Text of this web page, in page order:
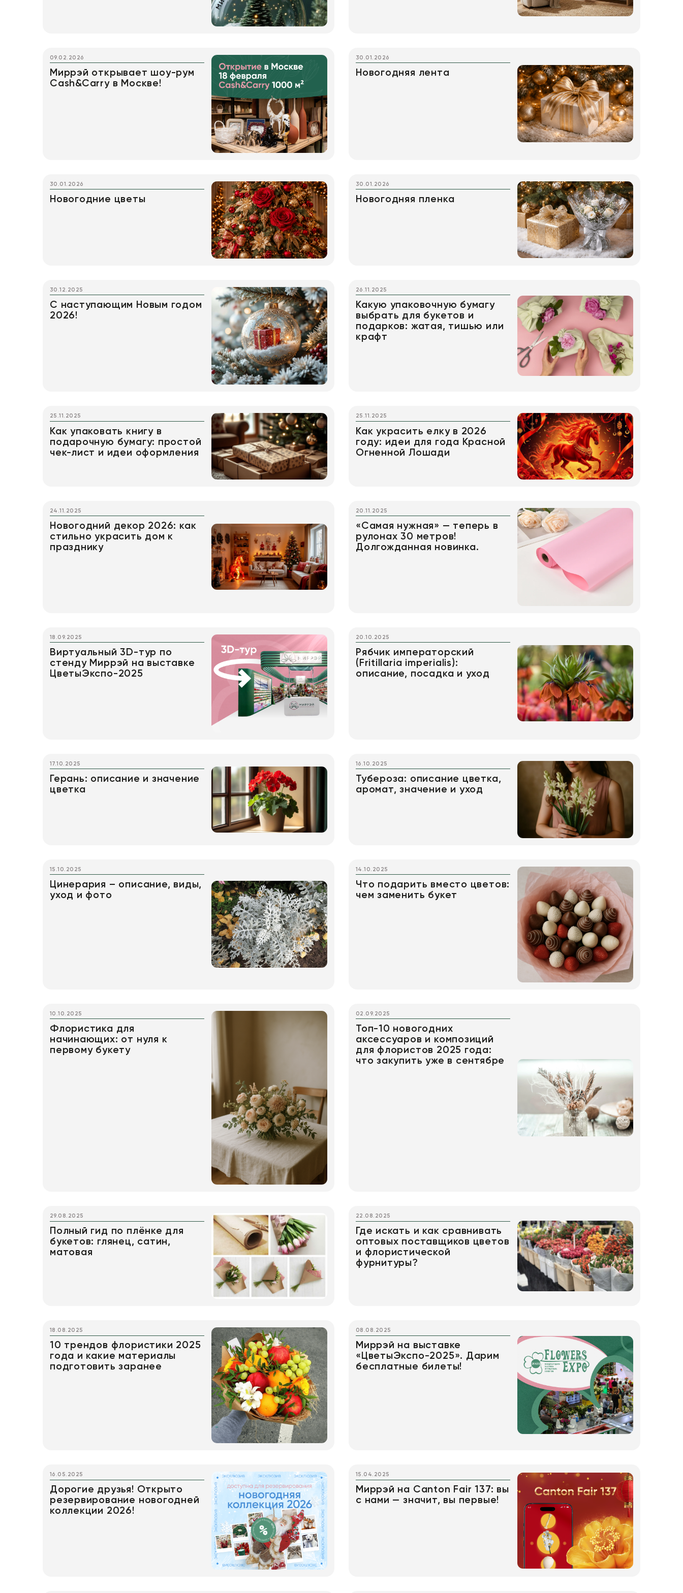
Свечи
09.02.2026
Миррэй открывает шоу-рум
Cash&Carry в Москве!
30.01.2026
Новогодняя лента
30.01.2026
Новогодние цветы
30.01.2026
Новогодняя пленка
30.12.2025
С наступающим Новым годом
2026!
26.11.2025
Какую упаковочную бумагу
выбрать для букетов и
подарков: жатая, тишью или
крафт
25.11.2025
Как упаковать книгу в
подарочную бумагу: простой
чек-лист и идеи оформления
25.11.2025
Как украсить елку в 2026
году: идеи для года Красной
Огненной Лошади
24.11.2025
Новогодний декор 2026: как
стильно украсить дом к
празднику
20.11.2025
«Самая нужная» — теперь в
рулонах 30 метров!
Долгожданная новинка.
18.09.2025
Виртуальный 3D-тур по
стенду Миррэй на выставке
ЦветыЭкспо-2025
20.10.2025
Рябчик императорский
(Fritillaria imperialis):
описание, посадка и уход
17.10.2025
Герань: описание и значение
цветка
16.10.2025
Тубероза: описание цветка,
аромат, значение и уход
15.10.2025
Цинерария – описание, виды,
уход и фото
14.10.2025
Что подарить вместо цветов:
чем заменить букет
10.10.2025
Флористика для
начинающих: от нуля к
первому букету
02.09.2025
Топ-10 новогодних
аксессуаров и композиций
для флористов 2025 года:
что закупить уже в сентябре
29.08.2025
Полный гид по плёнке для
букетов: глянец, сатин,
матовая
22.08.2025
Где искать и как сравнивать
оптовых поставщиков цветов
и флористической
фурнитуры?
18.08.2025
10 трендов флористики 2025
года и какие материалы
подготовить заранее
08.08.2025
Миррэй на выставке
«ЦветыЭкспо-2025». Дарим
бесплатные билеты!
16.05.2025
Дорогие друзья! Открыто
резервирование новогодней
коллекции 2026!
15.04.2025
Миррэй на Canton Fair 137: вы
с нами — значит, вы первые!